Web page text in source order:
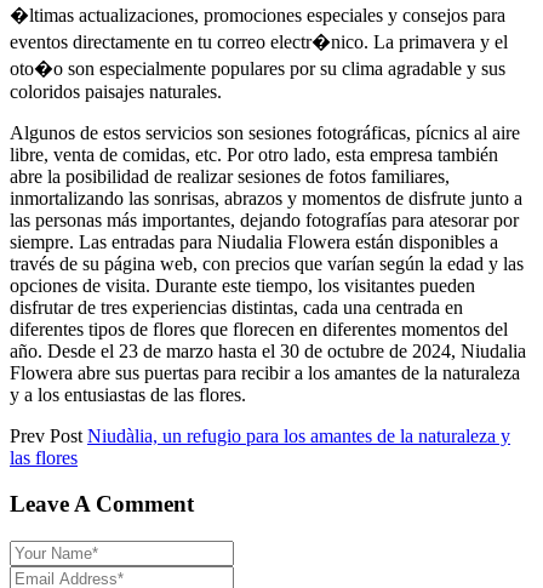
�ltimas actualizaciones, promociones especiales y consejos para
eventos directamente en tu correo electr�nico. La primavera y el
oto�o son especialmente populares por su clima agradable y sus
coloridos paisajes naturales.
Algunos de estos servicios son sesiones fotográficas, pícnics al aire
libre, venta de comidas, etc. Por otro lado, esta empresa también
abre la posibilidad de realizar sesiones de fotos familiares,
inmortalizando las sonrisas, abrazos y momentos de disfrute junto a
las personas más importantes, dejando fotografías para atesorar por
siempre. Las entradas para Niudalia Flowera están disponibles a
través de su página web, con precios que varían según la edad y las
opciones de visita. Durante este tiempo, los visitantes pueden
disfrutar de tres experiencias distintas, cada una centrada en
diferentes tipos de flores que florecen en diferentes momentos del
año. Desde el 23 de marzo hasta el 30 de octubre de 2024, Niudalia
Flowera abre sus puertas para recibir a los amantes de la naturaleza
y a los entusiastas de las flores.
Prev Post Niudàlia, un refugio para los amantes de la naturaleza y
las flores
Leave A Comment